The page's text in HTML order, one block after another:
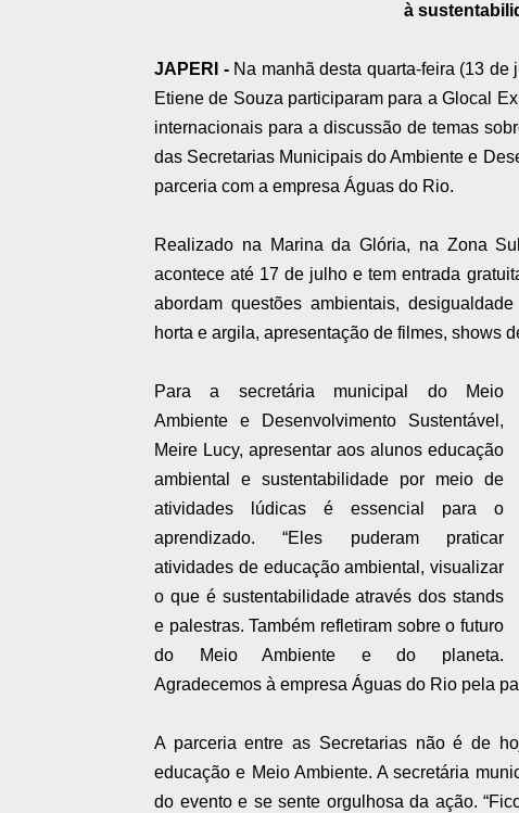
à
JAPERI - Na manhã desta quarta-feira (13
Etiene de Souza participaram para a Glocal
internacionais para a discussão de temas
das Secretarias Municipais do Ambiente e
parceria com a empresa Águas do Rio.
Realizado na Marina da Glória, na Zona
acontece até 17 de julho e tem entrada
abordam questões ambientais,
horta e argila, apresentação de filmes, shows
Para a secretária municipal do Meio
Ambiente e Desenvolvimento Sustentável,
Meire Lucy, apresentar aos alunos educação
ambiental e sustentabilidade por meio de
atividades lúdicas é essencial para o
aprendizado. “Eles puderam praticar
atividades de educação ambiental, visualizar
o que é sustentabilidade através dos stands
e palestras. Também refletiram sobre o futuro
do Meio Ambiente e do planeta.
Agradecemos à empresa Águas do Rio pela
A parceria entre as Secretarias não é de
educação e Meio Ambiente. A secretária
do evento e se sente orgulhosa da ação.